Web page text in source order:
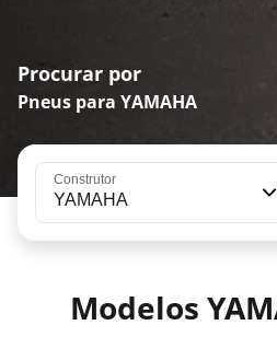
Procurar por
Pneus para YAMAHA
Construtor
YAMAHA
Modelos